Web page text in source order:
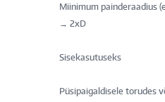
Miinimum painderaadius
→ 2xD
Sisekasutuseks
Püsipaigaldisele torudes